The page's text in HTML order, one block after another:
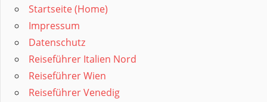
Startseite (Home)
Impressum
Datenschutz
Reiseführer Italien Nord
Reiseführer Wien
Reiseführer Venedig